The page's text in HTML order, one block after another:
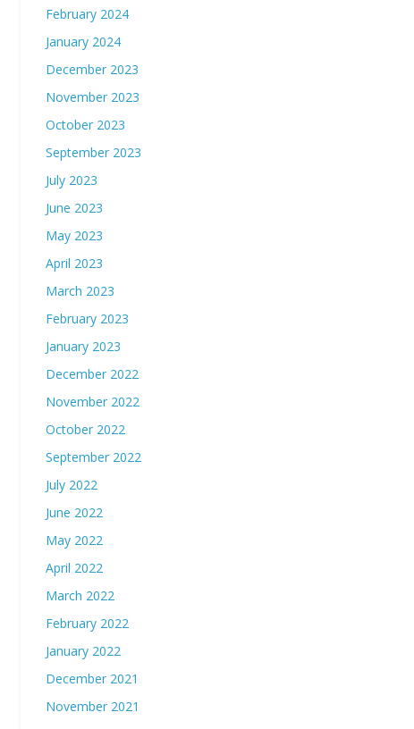
February 2024
January 2024
December 2023
November 2023
October 2023
September 2023
July 2023
June 2023
May 2023
April 2023
March 2023
February 2023
January 2023
December 2022
November 2022
October 2022
September 2022
July 2022
June 2022
May 2022
April 2022
March 2022
February 2022
January 2022
December 2021
November 2021